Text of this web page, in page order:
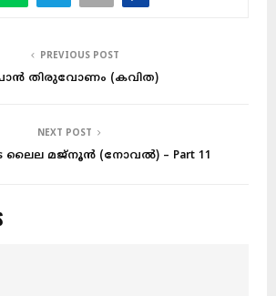
PREVIOUS POST
തിരുവോണം (കവിത)
NEXT POST
ലൈല മജ്നൂന്‍ (നോവൽ) – Part 11